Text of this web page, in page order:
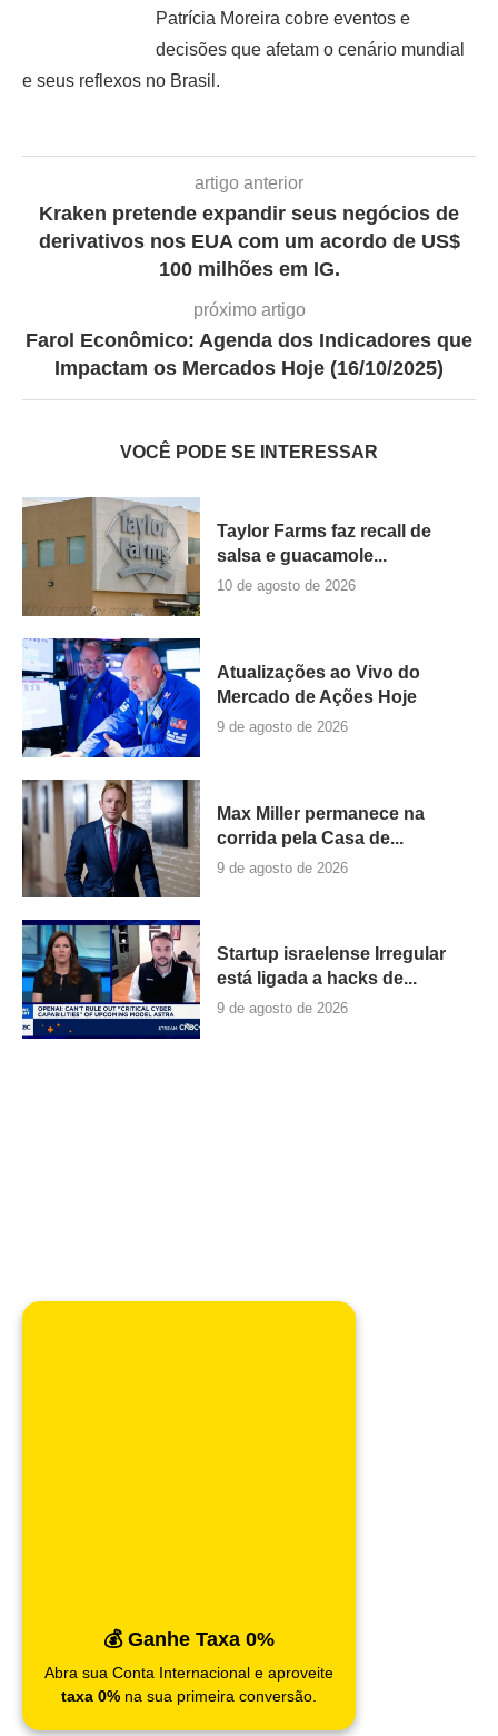
Patrícia Moreira cobre eventos e
decisões que afetam o cenário mundial
e seus reflexos no Brasil.
artigo anterior
Kraken pretende expandir seus negócios de
derivativos nos EUA com um acordo de US$
100 milhões em IG.
próximo artigo
Farol Econômico: Agenda dos Indicadores que
Impactam os Mercados Hoje (16/10/2025)
VOCÊ PODE SE INTERESSAR
Taylor Farms faz recall de
salsa e guacamole...
10 de agosto de 2026
Atualizações ao Vivo do
Mercado de Ações Hoje
9 de agosto de 2026
Max Miller permanece na
corrida pela Casa de...
9 de agosto de 2026
Startup israelense Irregular
está ligada a hacks de...
9 de agosto de 2026
💰 Ganhe Taxa 0%
Abra sua Conta Internacional e aproveite
taxa 0% na sua primeira conversão.